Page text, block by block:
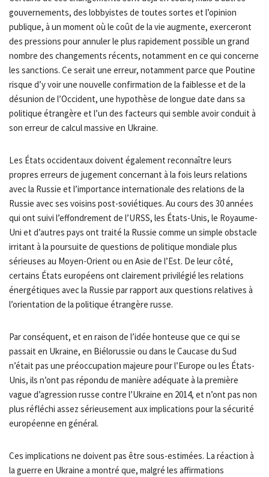
gouvernements, des lobbyistes de toutes sortes et l’opinion
publique, à un moment où le coût de la vie augmente, exerceront
des pressions pour annuler le plus rapidement possible un grand
nombre des changements récents, notamment en ce qui concerne
les sanctions. Ce serait une erreur, notamment parce que Poutine
risque d’y voir une nouvelle confirmation de la faiblesse et de la
désunion de l’Occident, une hypothèse de longue date dans sa
politique étrangère et l’un des facteurs qui semble avoir conduit à
son erreur de calcul massive en Ukraine.
Les États occidentaux doivent également reconnaître leurs
propres erreurs de jugement concernant à la fois leurs relations
avec la Russie et l’importance internationale des relations de la
Russie avec ses voisins post-soviétiques. Au cours des 30 années
qui ont suivi l’effondrement de l’URSS, les États-Unis, le Royaume-
Uni et d’autres pays ont traité la Russie comme un simple obstacle
irritant à la poursuite de questions de politique mondiale plus
sérieuses au Moyen-Orient ou en Asie de l’Est. De leur côté,
certains États européens ont clairement privilégié les relations
énergétiques avec la Russie par rapport aux questions relatives à
l’orientation de la politique étrangère russe.
Par conséquent, et en raison de l’idée honteuse que ce qui se
passait en Ukraine, en Biélorussie ou dans le Caucase du Sud
n’était pas une préoccupation majeure pour l’Europe ou les États-
Unis, ils n’ont pas répondu de manière adéquate à la première
vague d’agression russe contre l’Ukraine en 2014, et n’ont pas non
plus réfléchi assez sérieusement aux implications pour la sécurité
européenne en général.
Ces implications ne doivent pas être sous-estimées. La réaction à
la guerre en Ukraine a montré que, malgré les affirmations